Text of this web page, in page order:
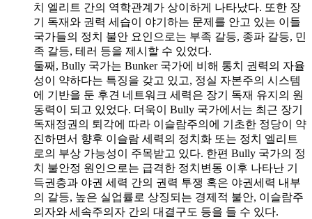
치 엘리트 간의 역학관계가 상이하게 나타났다. 또한 장
기 독재와 권력 세습이 야기하는 문제를 안고 있는 이들
국가들의 정치 불안 요인으로는 부족 갈등, 종파 갈등, 민
족 갈등, 테러 등을 제시할 수 있었다.
둘째, Bully 국가는 Bunker 국가에 비해 통치 권력의 자율
성이 약하다는 특징을 갖고 있고, 정실 자본주의 시스템
에 기반을 둔 후견 네트워크 세력은 장기 독재 유지의 원
동력이 되고 있었다. 더욱이 Bully 국가에서는 최근 장기
독재정권의 퇴각에 따라 이슬람주의에 기초한 정당이 약
진하면서 향후 이슬람 세력의 정치화 또는 정치 엘리트
로의 부상 가능성이 주목받고 있다. 한편 Bully 국가의 정
치 불안정 원인으로는 급격한 정치변동 이후 나타난 기
득권층과 야권 세력 간의 권력 투쟁 혹은 야권세력 내부
의 갈등, 높은 실업률로 상징되는 경제적 불안, 이슬람주
의자와 세속주의자 간의 대결구도 등을 들 수 있다.